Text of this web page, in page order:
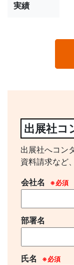
実績
出展社コ
出展社へコン
資料請求など
会社名 ※必須
部署名
氏名 ※必須